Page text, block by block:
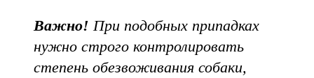
Важно! При подобных припадках
нужно строго контролировать
степень обезвоживания собаки,